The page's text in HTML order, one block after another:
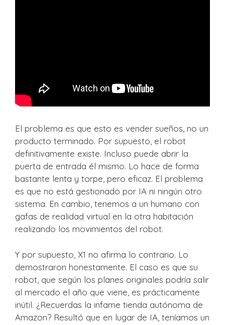
El problema es que esto es vender sueños, no un
producto terminado. Por supuesto, el robot
definitivamente existe. Incluso puede abrir la
puerta de entrada él mismo. Lo hace de forma
bastante lenta y torpe, pero eficaz. El problema
es que no está gestionado por IA ni ningún otro
sistema. En cambio, tenemos a un humano con
gafas de realidad virtual en la otra habitación
realizando los movimientos del robot.
Y por supuesto, X1 no afirma lo contrario. Lo
demostraron honestamente. El caso es que su
robot, que según los planes originales podría salir
al mercado el año que viene, es prácticamente
inútil. ¿Recuerdas la infame tienda autónoma de
Amazon? Resultó que en lugar de IA, teníamos un